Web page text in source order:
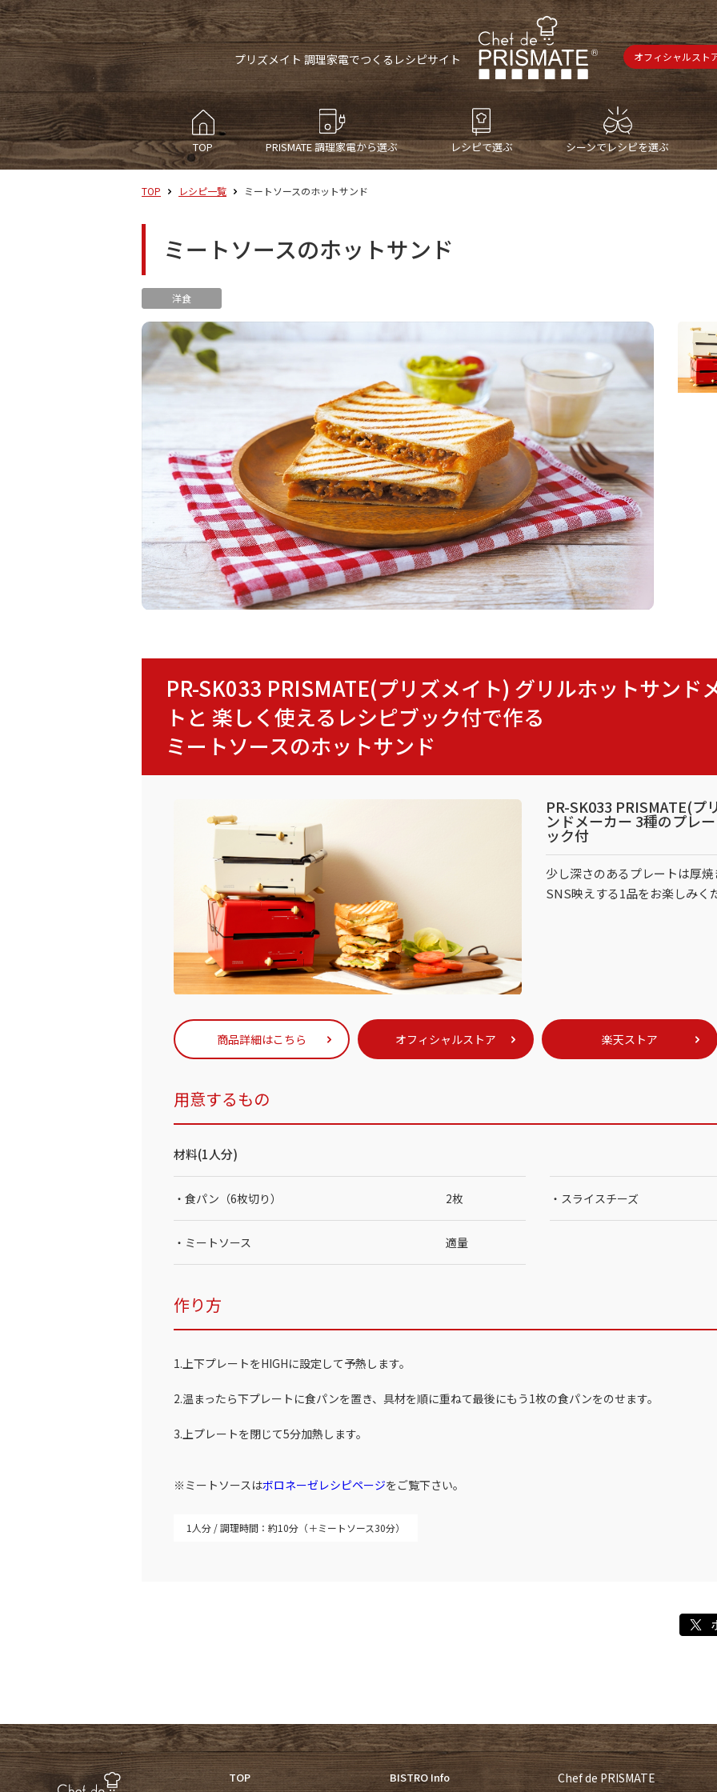
プリズメイト 調理家電でつくるレシピサイト オフィシャルスト
TOP PRISMATE調理家電から選ぶ レシピで選ぶ シーンでレシピを選ぶ
TOP レシピ一覧 ミートソースのホットサンド
ミートソースのホットサンド
洋食
PR-SK033 PRISMATE(プリズメイト) グリルホットサンド
トと 楽しく使えるレシピブック付で作る
ミートソースのホットサンド
PR-SK033 PRISMATE(プ
ンドメーカー 3種のプレ
ック付
少し深さのあるプレートは厚
SNS映えする1品をお楽しみく
商品詳細はこちら オフィシャルストア 楽天ストア
用意するもの
材料(1人分)
・食パン（6枚切り） 2枚
・ミートソース 適量
・スライスチーズ
作り方
1.上下プレートをHIGHに設定して予熱します。
2.温まったら下プレートに食パンを置き、具材を順に重ねて最後にもう1枚の食パンをのせます。
3.上プレートを閉じて5分加熱します。
※ミートソースはボロネーゼレシピページをご覧下さい。
1人分 調理時間：約10分（＋ミートソース30分）
TOP BISTRO Info Chef de PRISMATE